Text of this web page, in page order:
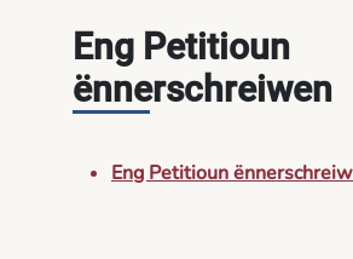
Eng Petitioun
ënnerschreiwen
Eng Petitioun